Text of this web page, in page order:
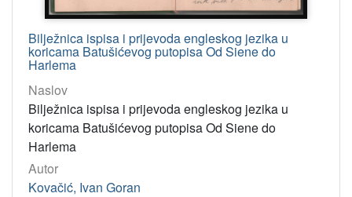
Bilježnica ispisa i prijevoda engleskog jezika u
koricama Batušićevog putopisa Od Siene do
Harlema
Naslov
Bilježnica ispisa i prijevoda engleskog jezika u
koricama Batušićevog putopisa Od Siene do
Harlema
Autor
Kovačić, Ivan Goran